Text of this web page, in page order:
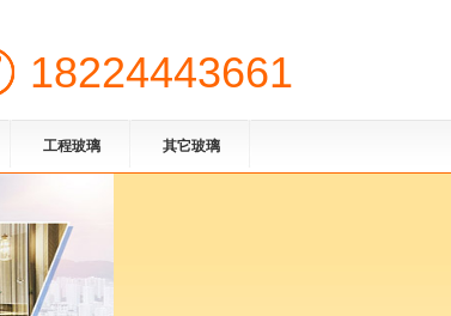
18224443661
工程玻璃 其它玻璃